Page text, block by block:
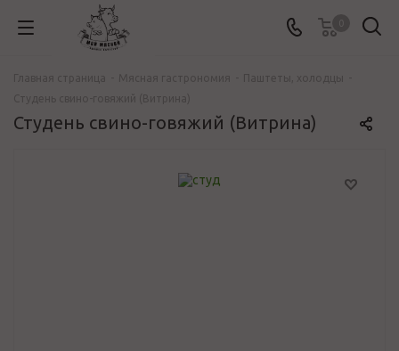
Студень свино-говяжий (Витрина)